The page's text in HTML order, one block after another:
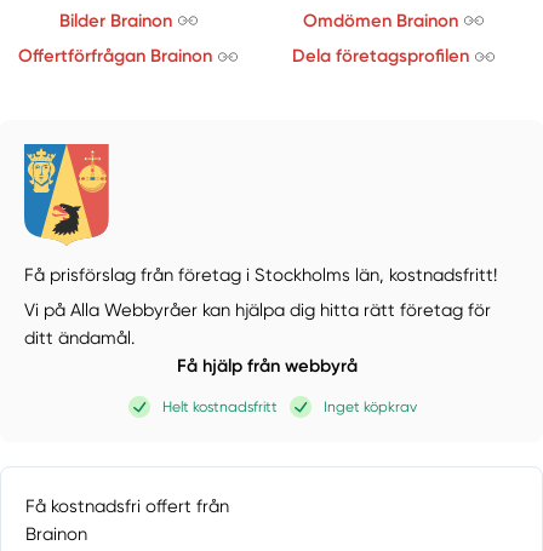
Bilder Brainon
Omdömen Brainon
Offertförfrågan Brainon
Dela företagsprofilen
Få prisförslag från företag i Stockholms län, kostnadsfritt!
Vi på Alla Webbyråer kan hjälpa dig hitta rätt företag för
ditt ändamål.
Få hjälp från webbyrå
Helt kostnadsfritt Inget köpkrav
Få kostnadsfri offert från
Brainon